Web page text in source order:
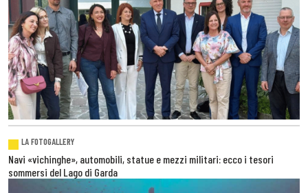
LA FOTOGALLERY
Navi «vichinghe», automobili, statue e mezzi militari: ecco i tesori
sommersi del Lago di Garda